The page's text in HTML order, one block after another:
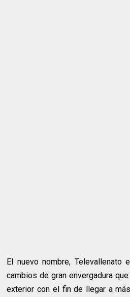
El nuevo nombre,
cambios de gran envergadura
exterior con el fin de llegar a